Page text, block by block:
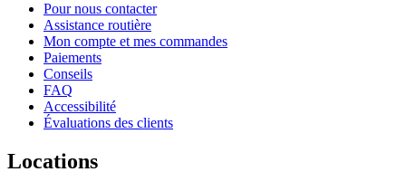
Pour nous contacter
Assistance routière
Mon compte et mes commandes
Paiements
Conseils
FAQ
Accessibilité
Évaluations des clients
Locations